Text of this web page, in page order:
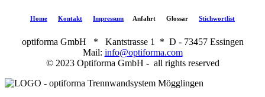
Home Kontakt Impressum Anfahrt Glossar Stichwortlist
optiforma GmbH * Kantstrasse 1 * D - 73457 Essingen
Mail: info@optiforma.com
© 2023 Optiforma GmbH - all rights reserved